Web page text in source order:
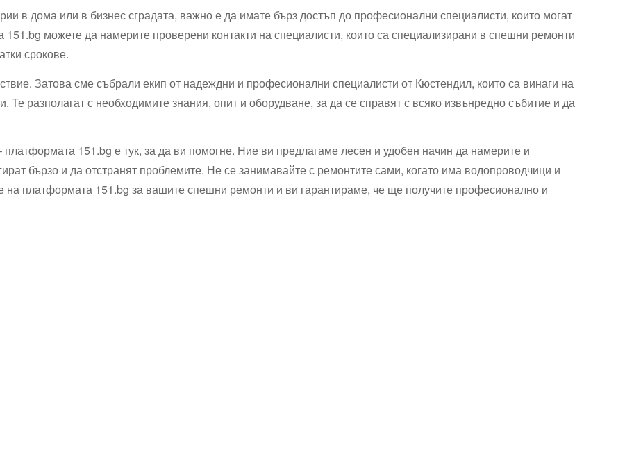
в дома или в бизнес сградата, важно е да имате бърз достъп до професионални специалисти, които могат
можете да намерите проверени контакти на специалисти, които са специализирани в спешни ремонти
срокове.
Затова сме събрали екип от надеждни и професионални специалисти от Кюстендил, които са винаги на
Те разполагат с необходимите знания, опит и оборудване, за да се справят с всяко извънредно събитие и да
151.bg е тук, за да ви помогне. Ние ви предлагаме лесен и удобен начин да намерите и
бързо и да отстранят проблемите. Не се занимавайте с ремонтите сами, когато има водопроводчици и
на платформата 151.bg за вашите спешни ремонти и ви гарантираме, че ще получите професионално и